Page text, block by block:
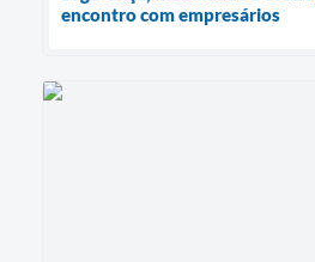
encontro com empresários